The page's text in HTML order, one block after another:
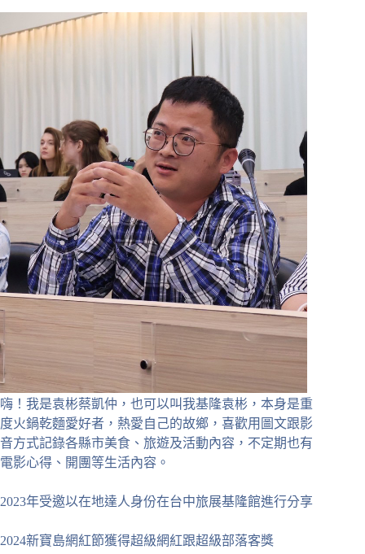
嗨！我是袁彬蔡凱仲，也可以叫我基隆袁彬，本身是重
度火鍋乾麵愛好者，熱愛自己的故鄉，喜歡用圖文跟影
音方式記錄各縣市美食、旅遊及活動內容，不定期也有
電影心得、開團等生活內容。
2023年受邀以在地達人身份在台中旅展基隆館進行分享
2024新寶島網紅節獲得超級網紅跟超級部落客獎